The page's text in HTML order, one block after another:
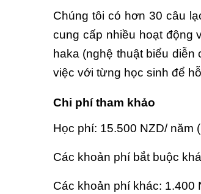
Chúng tôi có hơn 30 câu
cung cấp nhiều hoạt động
haka (nghệ thuật biểu
việc với từng học sinh để
Chi phí tham khảo
Học phí: 15.500 NZD/ năm
Các khoản phí bắt buộc
Các khoản phí khác: 1.400